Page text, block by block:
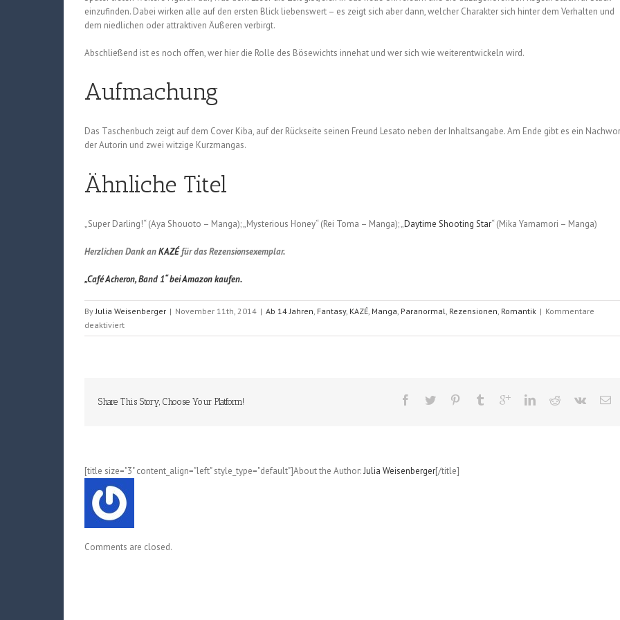
einzufinden. Dabei wirken alle auf den ersten Blick liebenswert – es zeigt sich aber dann, welcher Charakter sich hinter dem Verhalten und
dem niedlichen oder attraktiven Äußeren verbirgt.
Abschließend ist es noch offen, wer hier die Rolle des Bösewichts innehat und wer sich wie weiterentwickeln wird.
Aufmachung
Das Taschenbuch zeigt auf dem Cover Kiba, auf der Rückseite seinen Freund Lesato neben der Inhaltsangabe. Am Ende gibt es ein
der Autorin und zwei witzige Kurzmangas.
Ähnliche Titel
„Super Darling!“ (Aya Shouoto – Manga); „Mysterious Honey“ (Rei Toma – Manga); „Daytime Shooting Star“ (Mika Yamamori – Manga)
Herzlichen Dank anKAZÉfür das Rezensionsexemplar.
„Café Acheron, Band 1“ bei Amazon kaufen.
By Julia Weisenberger | November 11th, 2014 | Ab 14 Jahren Fantasy, KAZÉ Manga Paranormal Rezensionen Romantik | Kommentare
deaktiviertfür
Café
Lita
Share This Story, Choose Your Platform!
[title size="3" content_align="left" style_type="default"]About the Author:Julia Weisenberger[/title]
Comments are closed.